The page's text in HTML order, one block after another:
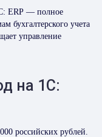
ERP — полное
бухгалтерского учета
управление
на 1C:
российских рублей.